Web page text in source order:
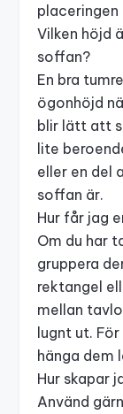
placeringen
Vilken höjd
soffan?
En bra
ögonhöjd
blir lätt att
lite
eller en del
soffan är.
Hur får jag
Om du har
gruppera
rektangel
mellan
lugnt ut.
hänga dem
Hur skapar
Använd